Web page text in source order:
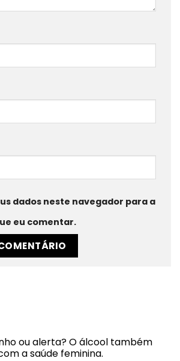
dados neste navegador para a
eu comentar.
ou alerta? O álcool também
a saúde feminina.